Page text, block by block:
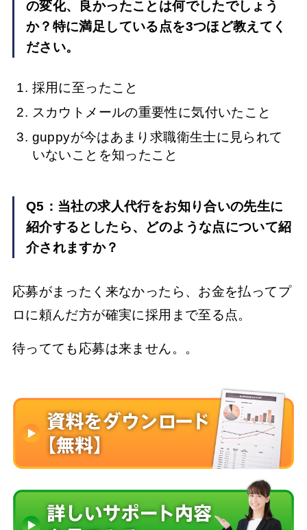
の変化、良かったことは何でしたでしょう
か？特に満足している点を3つほど教えてく
ださい。
採用に至ったこと
スカウトメールの重要性に気付いたこと
guppyが今はあまり求職衛生士に見られて
いないことを知ったこと
Q5：当社の求人代行をお知り合いの先生に
紹介するとしたら、どのような点について紹
介されますか？
応募がまったく来なかったら、お金を払ってプ
ロに頼んだ方が確実に採用まで至る点。
待ってても応募は来ません。。